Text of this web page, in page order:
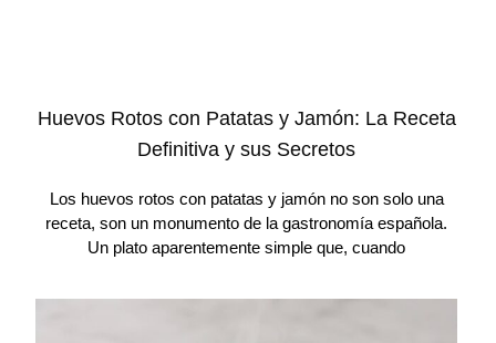
Huevos Rotos con Patatas y Jamón: La Receta
Definitiva y sus Secretos
Los huevos rotos con patatas y jamón no son solo una
receta, son un monumento de la gastronomía española.
Un plato aparentemente simple que, cuando